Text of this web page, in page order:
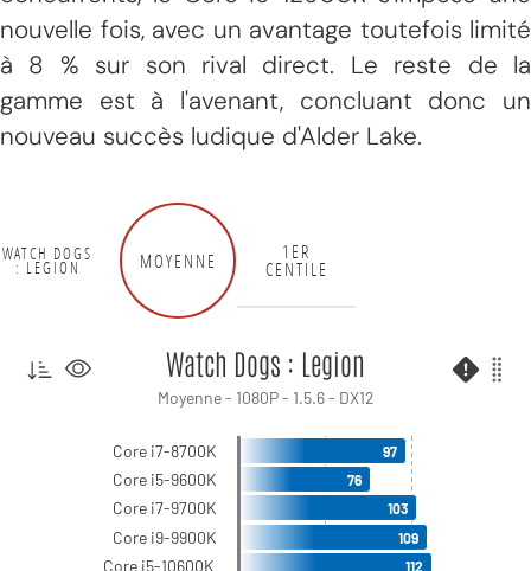
nouvelle fois, avec un avantage toutefois limité
à 8 % sur son rival direct. Le reste de la
gamme est à l'avenant, concluant donc un
nouveau succès ludique d'Alder Lake.